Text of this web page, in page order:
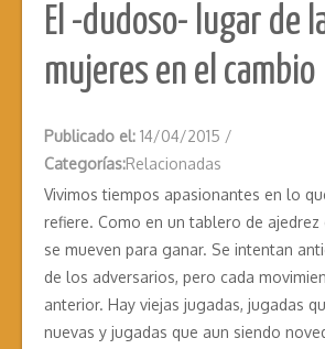
El -dudoso- lugar de
mujeres en el cambio
Publicado el: 14/04/2015 /
Categorías:Relacionadas
Vivimos tiempos apasionantes en lo
refiere. Como en un tablero de ajedrez
se mueven para ganar. Se intentan
de los adversarios, pero cada
anterior. Hay viejas jugadas, jugadas
nuevas y jugadas que aun siendo